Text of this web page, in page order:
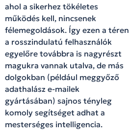
ahol a sikerhez tökéletes
működés kell, nincsenek
félemegoldások. Így ezen a téren
a rosszindulatú felhasználók
egyelőre továbbra is nagyrészt
magukra vannak utalva, de más
dolgokban (például meggyőző
adathalász e-mailek
gyártásában) sajnos tényleg
komoly segítséget adhat a
mesterséges intelligencia.